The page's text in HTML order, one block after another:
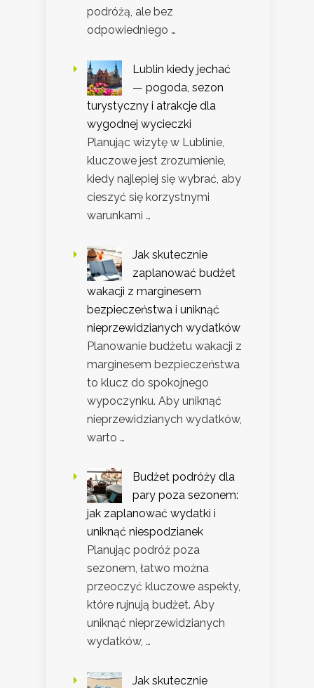
podróżą, ale bez
odpowiedniego …
Lublin kiedy jechać
— pogoda, sezon
turystyczny i atrakcje dla
wygodnej wycieczki
Planując wizytę w Lublinie,
kluczowe jest zrozumienie,
kiedy najlepiej się wybrać, aby
cieszyć się korzystnymi
warunkami …
Jak skutecznie
zaplanować budżet
wakacji z marginesem
bezpieczeństwa i uniknąć
nieprzewidzianych wydatków
Planowanie budżetu wakacji z
marginesem bezpieczeństwa
to klucz do spokojnego
wypoczynku. Aby uniknąć
nieprzewidzianych wydatków,
warto …
Budżet podróży dla
pary poza sezonem:
jak zaplanować wydatki i
uniknąć niespodzianek
Planując podróż poza
sezonem, łatwo można
przeoczyć kluczowe aspekty,
które rujnują budżet. Aby
uniknąć nieprzewidzianych
wydatków, …
Jak skutecznie